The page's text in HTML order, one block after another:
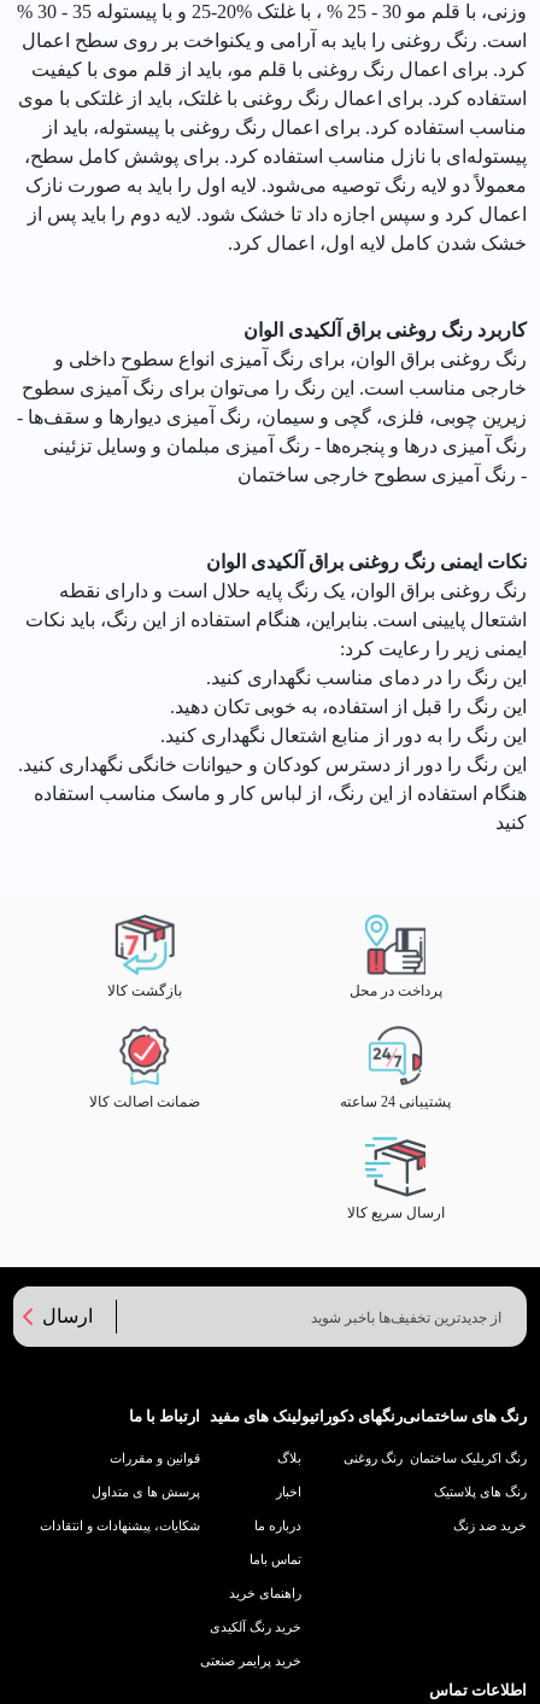
وزنی، با قلم مو 30 - 25 % ، با غلتک %20-25 و با پیستوله 35 - 30 %
است. رنگ روغنی را باید به آرامی و یکنواخت بر روی سطح اعمال
کرد. برای اعمال رنگ روغنی با قلم مو، باید از قلم موی با کیفیت
استفاده کرد. برای اعمال رنگ روغنی با غلتک، باید از غلتکی با موی
مناسب استفاده کرد. برای اعمال رنگ روغنی با پیستوله، باید از
پیستوله‌ای با نازل مناسب استفاده کرد. برای پوشش کامل سطح،
معمولاً دو لایه رنگ توصیه می‌شود. لایه اول را باید به صورت نازک
اعمال کرد و سپس اجازه داد تا خشک شود. لایه دوم را باید پس از
خشک شدن کامل لایه اول، اعمال کرد.
کاربرد رنگ روغنی براق آلکیدی الوان
رنگ روغنی براق الوان، برای رنگ آمیزی انواع سطوح داخلی و
خارجی مناسب است. این رنگ را می‌توان برای رنگ آمیزی سطوح
زیرین چوبی، فلزی، گچی و سیمان، رنگ آمیزی دیوارها و سقف‌ها -
رنگ آمیزی درها و پنجره‌ها - رنگ آمیزی مبلمان و وسایل تزئینی
- رنگ آمیزی سطوح خارجی ساختمان
نکات ایمنی رنگ روغنی براق آلکیدی الوان
رنگ روغنی براق الوان، یک رنگ پایه حلال است و دارای نقطه
اشتعال پایینی است. بنابراین، هنگام استفاده از این رنگ، باید نکات
ایمنی زیر را رعایت کرد:
این رنگ را در دمای مناسب نگهداری کنید.
این رنگ را قبل از استفاده، به خوبی تکان دهید.
این رنگ را به دور از منابع اشتعال نگهداری کنید.
این رنگ را دور از دسترس کودکان و حیوانات خانگی نگهداری کنید.
هنگام استفاده از این رنگ، از لباس کار و ماسک مناسب استفاده
کنید
پرداخت در محل بازگشت کالا
پشتیبانی 24 ساعته ضمانت اصالت کالا
ارسال سریع کالا
ارسال
رنگ های ساختمانی
رنگ اکریلیک ساختمان
رنگ های پلاستیک
خرید ضد زنگ
رنگهای دکوراتیو
رنگ روغنی
لینک های مفید
بلاگ
اخبار
درباره ما
تماس باما
راهنمای خرید
خرید رنگ آلکیدی
خرید پرایمر صنعتی
ارتباط با ما
قوانین و مقررات
پرسش ها ی متداول
شکایات، پیشنهادات و انتقادات
اطلاعات تماس